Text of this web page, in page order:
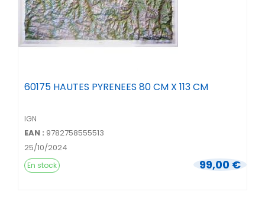
60175 HAUTES PYRENEES 80 CM X 113 CM
IGN
EAN : 9782758555513
25/10/2024
99,00 €
En stock